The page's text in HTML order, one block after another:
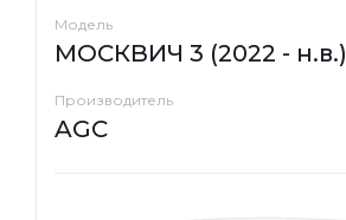
Модель
МОСКВИЧ 3 (2022 - н.в.)
Производитель
AGC